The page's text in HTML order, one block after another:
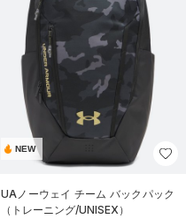
NEW
UAノーウェイ チーム バックパック
（トレーニング/UNISEX）